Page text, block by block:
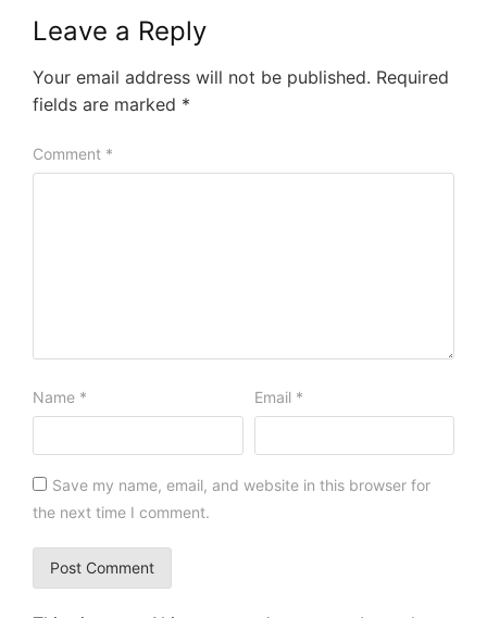
Leave a Reply
Your email address will not be published. Required
fields are marked *
Comment *
Name * Email *
Save my name, email, and website in this browser for
the next time I comment.